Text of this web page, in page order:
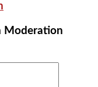
Moderation